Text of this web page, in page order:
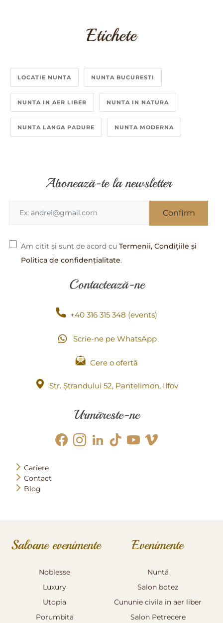
Etichete
LOCATIE NUNTA NUNTA BUCURESTI
NUNTA IN AER LIBER NUNTA IN NATURA
NUNTA LANGA PADURE NUNTA MODERNA
Abonează-te la newsletter
Am citit și sunt de acord cu Termenii, Condițiile și
Politica de confidențialitate.
Contactează-ne
+40 316 315 348 (events)
Scrie-ne pe WhatsApp
Cere o ofertă
Str. Ștrandului 52, Pantelimon, Ilfov
Urmăreste-ne
Cariere
Contact
Blog
Saloane evenimente
Noblesse
Luxury
Utopia
Porumbita
Evenimente
Nuntă
Salon botez
Cununie civila in aer liber
Salon Petrecere